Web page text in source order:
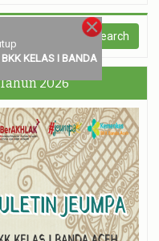
2026
KELAS I BANDA